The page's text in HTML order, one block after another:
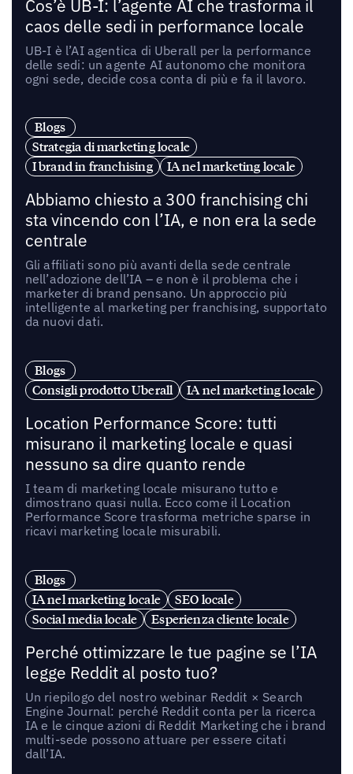
Cos’è UB-I: l’agente AI che trasforma il
caos delle sedi in performance locale
UB-I è l’AI agentica di Uberall per la performance
delle sedi: un agente AI autonomo che monitora
ogni sede, decide cosa conta di più e fa il lavoro.
Blogs
Strategia di marketing locale
I brand in franchising
IA nel marketing locale
Abbiamo chiesto a 300 franchising chi
sta vincendo con l’IA, e non era la sede
centrale
Gli affiliati sono più avanti della sede centrale
nell’adozione dell’IA – e non è il problema che i
marketer di brand pensano. Un approccio più
intelligente al marketing per franchising, supportato
da nuovi dati.
Blogs
Consigli prodotto Uberall
IA nel marketing locale
Location Performance Score: tutti
misurano il marketing locale e quasi
nessuno sa dire quanto rende
I team di marketing locale misurano tutto e
dimostrano quasi nulla. Ecco come il Location
Performance Score trasforma metriche sparse in
ricavi marketing locale misurabili.
Blogs
IA nel marketing locale
SEO locale
Social media locale
Esperienza cliente locale
Perché ottimizzare le tue pagine se l’IA
legge Reddit al posto tuo?
Un riepilogo del nostro webinar Reddit × Search
Engine Journal: perché Reddit conta per la ricerca
IA e le cinque azioni di Reddit Marketing che i brand
multi-sede possono attuare per essere citati
dall’IA.